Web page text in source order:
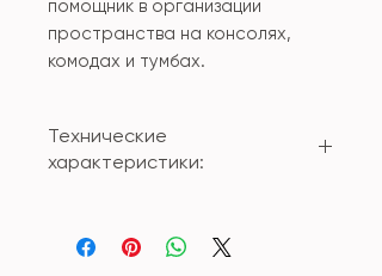
помощник в организации
пространства на консолях,
комодах и тумбах.
Технические
характеристики:
Размер:
Поднос круглый - 25см